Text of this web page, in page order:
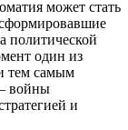
может стать
политической
один из
тем самым
войны
и